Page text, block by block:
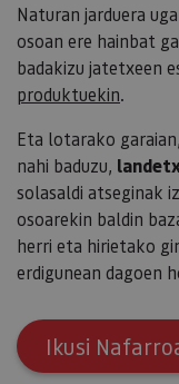
Naturan jarduera
osoan ere hainbat
badakizu jatetxeen
produktuekin.
Eta lotarako
nahi baduzu,
solasaldi atseginak
osoarekin baldin
herri eta hirietako
erdigunean dagoen
Ikusi